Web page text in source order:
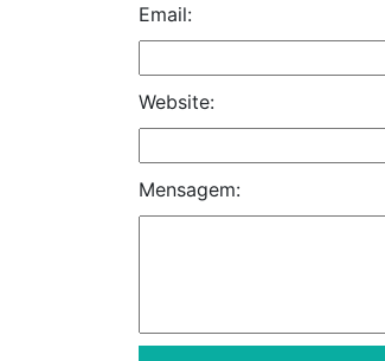
Email:
Website:
Mensagem: